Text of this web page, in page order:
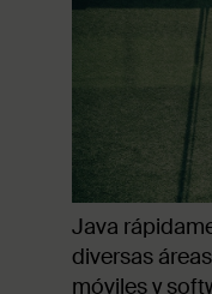
Java
diversas
móviles y